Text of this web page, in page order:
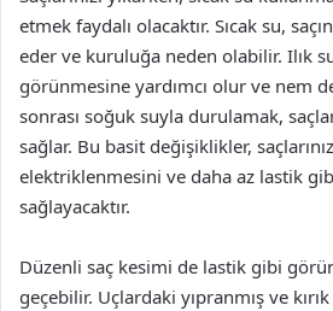
etmek faydalı olacaktır. Sıcak su,
eder ve kuruluğa neden olabilir. Ilık
görünmesine yardımcı olur ve nem
sonrası soğuk suyla durulamak,
sağlar. Bu basit değişiklikler,
elektriklenmesini ve daha az lastik
sağlayacaktır.
Düzenli saç kesimi de lastik gibi
geçebilir. Uçlardaki yıpranmış ve